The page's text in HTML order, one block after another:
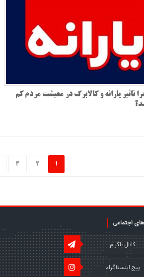
تاثیر یارانه و کالابرگ در معیشت مردم کم
1
2
3
اجتماعی
کانال تلگرام
پیج اینستاگرام